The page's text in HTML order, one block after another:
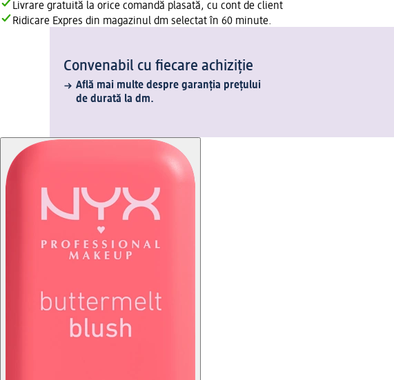
Livrare gratuită la orice comandă plasată, cu cont de client
Ridicare Expres din magazinul dm selectat în 60 minute.
Convenabil cu fiecare achiziție
Află mai multe despre garanția prețului
de durată la dm.